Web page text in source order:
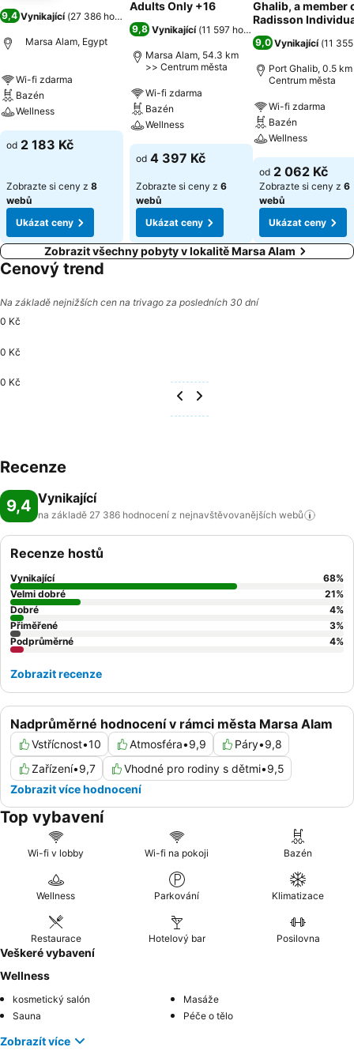
9,4 Vynikající (27 386 hodnocení
Marsa Alam, Egypt
Wi-fi zdarma
Bazén
Wellness
od 2 183 Kč
Zobrazte si ceny z 8
webů
Ukázat ceny
Adults Only +16
9,8 Vynikající (11 597 hodnocení
Marsa Alam, 54.3 km
>> Centrum města
Wi-fi zdarma
Bazén
Wellness
od 4 397 Kč
Zobrazte si ceny z 6
webů
Ukázat ceny
Ghalib, a member
Radisson
9,0 Vynikající (11
Port Ghalib, 0.5
Centrum města
Wi-fi zdarma
Bazén
Wellness
od 2 062 Kč
Zobrazte si ceny z 6
webů
Ukázat ceny
Zobrazit všechny pobyty v lokalitě Marsa Alam
Cenový trend
Na základě nejnižších cen na trivago za posledních 30 dní
0 Kč
0 Kč
0 Kč
Recenze
9,4 Vynikající
na základě 27 386 hodnocení z nejnavštěvovanějších webů
Nadprůměrné hodnocení v rámci města Marsa Alam
Vstřícnost•10 Atmosféra•9,9 Páry•9,8
Zařízení•9,7 Vhodné pro rodiny s dětmi•9,5
Zobrazit více hodnocení
Recenze hostů
Vynikající 68%
Velmi dobré
21%
Dobré
4%
Přiměřené
3%
Podprůměrné
4%
Zobrazit recenze
Top vybavení
Wi-fi v lobby Wi-fi na pokoji Bazén
Wellness Parkování Klimatizace
Restaurace Hotelový bar Posilovna
Veškeré vybavení
Wellness
kosmetický salón
Masáže
Sauna
Péče o tělo
Zobrazít více